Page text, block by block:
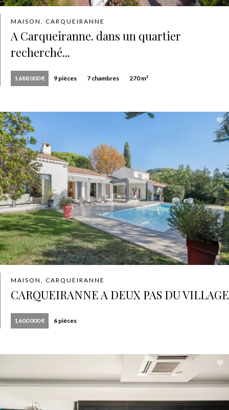
MAISON, CARQUEIRANNE
A Carqueiranne. dans un quartier
recherché...
1 688 000 € 9 pièces 7 chambres 270 m²
MAISON, CARQUEIRANNE
CARQUEIRANNE A DEUX PAS DU VILLAGE
1 600 000 € 6 pièces